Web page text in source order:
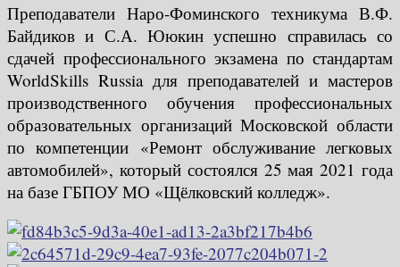
Преподаватели Наро-Фоминского техникума В.Ф.
Байдиков и С.А. Ююкин успешно справилась со
сдачей профессионального экзамена по стандартам
WorldSkills Russia для преподавателей и мастеров
производственного обучения профессиональных
образовательных организаций Московской области
по компетенции «Ремонт обслуживание легковых
автомобилей», который состоялся 25 мая 2021 года
на базе ГБПОУ МО «Щёлковский колледж».